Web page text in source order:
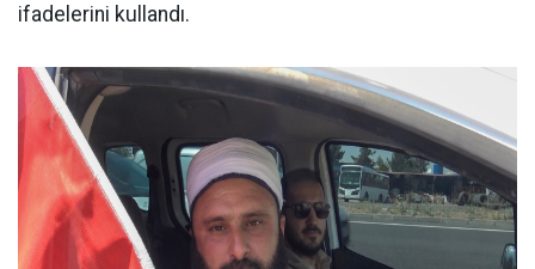
ifadelerini kullandı.